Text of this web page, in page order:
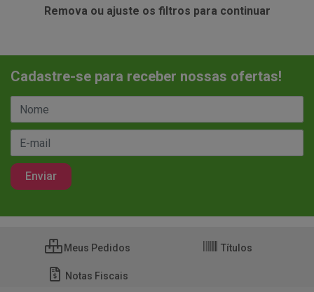
Remova ou ajuste os filtros para continuar
Cadastre-se para receber nossas ofertas!
Meus Pedidos Títulos
Notas Fiscais